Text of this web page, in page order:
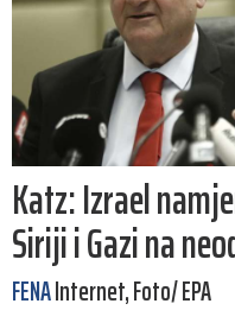
Katz: Izrael
Siriji i Gazi na
FENAInternet, Foto/ EPA